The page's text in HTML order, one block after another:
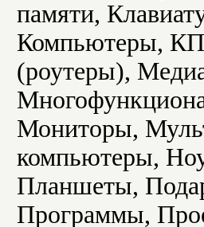
памяти,
Компьютеры,
(роутеры),
Мониторы,
компьютеры,
Планшеты,
Программы,